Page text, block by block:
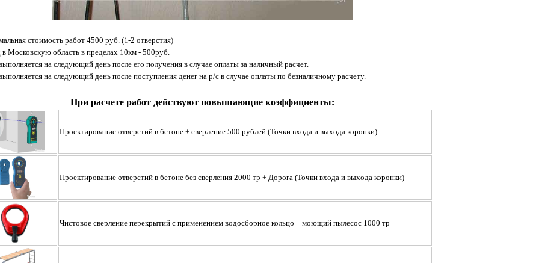
стоимость работ 4500 руб. (1-2 отверстия)
Московскую область в пределах 10км - 500руб.
на следующий день после его получения в случае оплаты за наличный расчет.
на следующий день после поступления денег на р/с в случае оплаты по безналичному расчету.
При расчете работ действуют повышающие коэффициенты:
Проектирование отверстий в бетоне + сверлениe 500 рублей (Точки входа и выхода коронки)
Проектирование отверстий в бетоне без сверления 2000 тр + Дорога (Точки входа и выхода коронки)
Чистовое сверление перекрытий с применением водосборное кольцо + моющий пылесос 1000 тр